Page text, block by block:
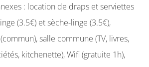
: location de draps et serviettes
(3.5€) et sèche-linge (3.5€),
salle commune (TV, livres,
kitchenette), Wifi (gratuite 1h),